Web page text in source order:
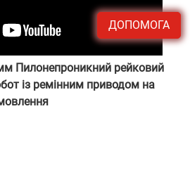
ДОПОМОГА
Пилонепроникний рейковий
із ремінним приводом на